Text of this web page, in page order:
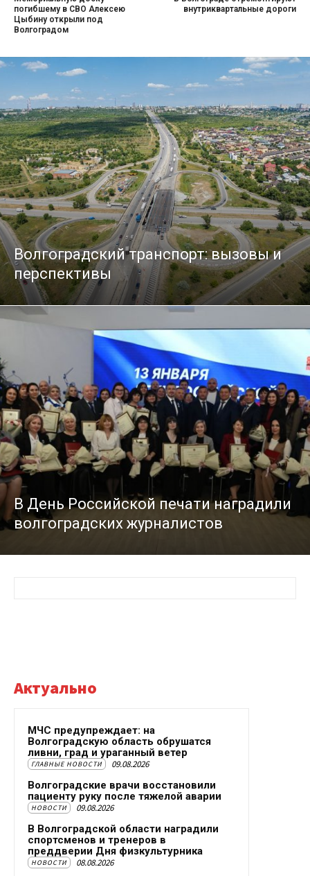
погибшему в СВО Алексею
Цыбину открыли под
Волгоградом
внутриквартальные дороги
Волгоградский транспорт: вызовы и
перспективы
В День Российской печати наградили
волгоградских журналистов
Актуально
МЧС предупреждает: на
Волгоградскую область обрушатся
ливни, град и ураганный ветер
ГЛАВНЫЕ НОВОСТИ 09.08.2026
Волгоградские врачи восстановили
пациенту руку после тяжелой аварии
НОВОСТИ 09.08.2026
В Волгоградской области наградили
спортсменов и тренеров в
преддверии Дня физкультурника
НОВОСТИ 08.08.2026